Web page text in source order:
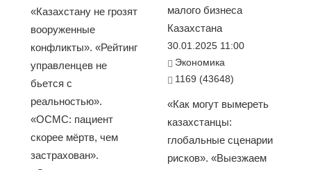
«Казахстану не грозят
вооруженные
конфликты». «Рейтинг
управленцев не
бьется с
реальностью».
«ОСМС: пациент
скорее мёртв, чем
застрахован».
малого бизнеса
Казахстана
30.01.2025 11:00
Экономика
1169 (43648)
«Как могут вымереть
казахстанцы:
глобальные сценарии
рисков». «Выезжаем